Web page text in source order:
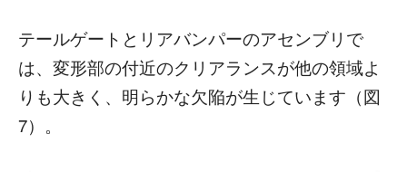
テールゲートとリアバンパーのアセンブリで
は、変形部の付近のクリアランスが他の領域よ
りも大きく、明らかな欠陥が生じています（図
7）。